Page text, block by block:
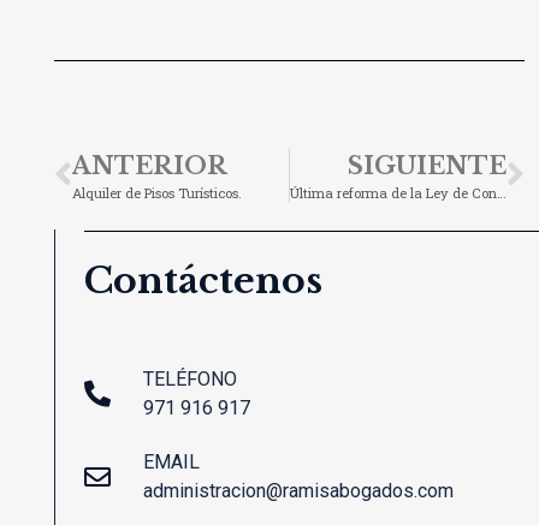
ANTERIOR
Alquiler de Pisos Turísticos.
SIGUIENTE
Última reforma de la Ley de Contratos del Sector Público
Contáctenos
TELÉFONO
971 916 917
EMAIL
administracion@ramisabogados.com